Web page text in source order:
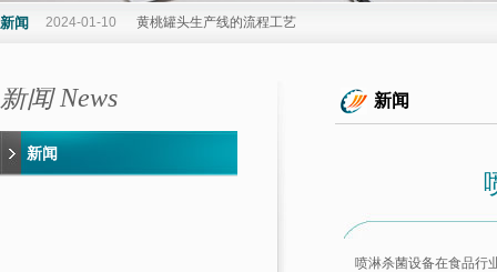
新闻 2024-01-10 黄桃罐头生产线的流程工艺
新闻 News
新闻
新闻
喷淋杀菌设备在食品行